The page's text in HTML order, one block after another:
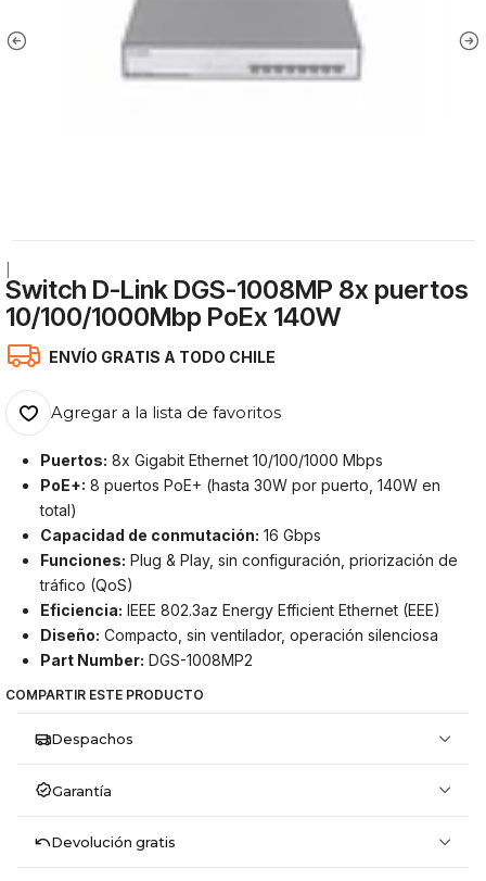
Switch D-Link DGS-1008MP 8x puertos
10/100/1000Mbp PoEx 140W
ENVÍO GRATIS A TODO CHILE
Agregar a la lista de favoritos
Puertos: 8x Gigabit Ethernet 10/100/1000 Mbps
PoE+: 8 puertos PoE+ (hasta 30W por puerto, 140W en
total)
Capacidad de conmutación: 16 Gbps
Funciones: Plug & Play, sin configuración, priorización de
tráfico (QoS)
Eficiencia: IEEE 802.3az Energy Efficient Ethernet (EEE)
Diseño: Compacto, sin ventilador, operación silenciosa
Part Number: DGS-1008MP2
COMPARTIR ESTE PRODUCTO
Despachos
Garantía
Devolución gratis